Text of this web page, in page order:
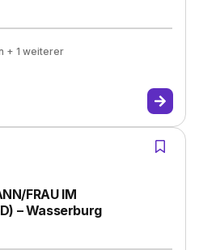
+ 1 weiterer
FRAU IM
– Wasserburg